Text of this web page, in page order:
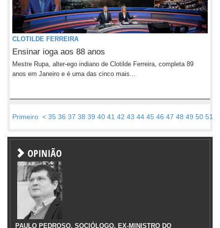
CLOTILDE FERREIRA
Ensinar ioga aos 88 anos
Mestre Rupa, alter-ego indiano de Clotilde Ferreira, completa 89
anos em Janeiro e é uma das cinco mais...
Primeiro < 35 36 37 38 39 40 41 42 43 44 45 46 47 48 49 50 51
OPINIÃO
PAULO PEDROSO, SOCIÓLOGO, EX-MINISTRO DO